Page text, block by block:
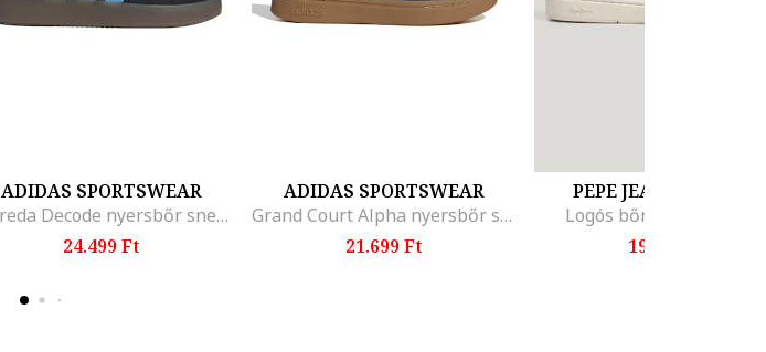
ADIDAS SPORTSWEAR
Barreda Decode nyersbőr sneaker, Pasztellkék/Fekete
24.499 Ft
ADIDAS SPORTSWEAR
Grand Court Alpha nyersbőr sneaker, Tengerészkék
21.699 Ft
PEPE JEANS LONDON
Logós bőrsneaker,
19.499 Ft